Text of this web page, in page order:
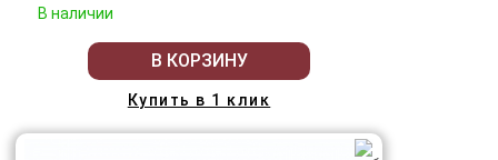
В наличии
В КОРЗИНУ
Купить в 1 клик